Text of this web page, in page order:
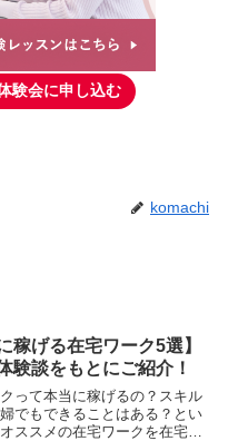
験会に申し込む
komachi
稼げる在宅ワーク5選】
験談をもとにご紹介！
って本当に稼げるの？スキル
でもできることはある？とい
ススメの在宅ワークを在宅で